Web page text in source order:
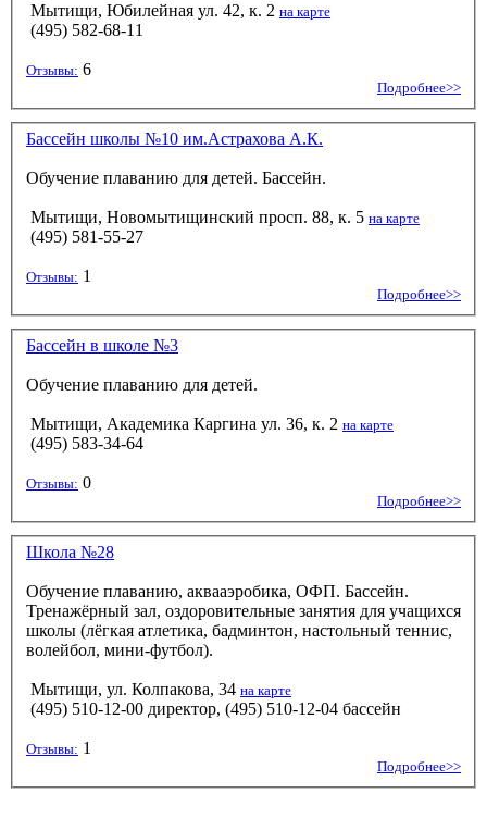
Мытищи, Юбилейная ул. 42, к. 2 на карте
(495) 582-68-11
Отзывы: 6
Подробнее>>
Бассейн школы №10 им.Астрахова А.К.
Обучение плаванию для детей. Бассейн.
Мытищи, Новомытищинский просп. 88, к. 5 на карте
(495) 581-55-27
Отзывы: 1
Подробнее>>
Бассейн в школе №3
Обучение плаванию для детей.
Мытищи, Академика Каргина ул. 36, к. 2 на карте
(495) 583-34-64
Отзывы: 0
Подробнее>>
Школа №28
Обучение плаванию, аквааэробика, ОФП. Бассейн.
Тренажёрный зал, оздоровительные занятия для учащихся
школы (лёгкая атлетика, бадминтон, настольный теннис,
волейбол, мини-футбол).
Мытищи, ул. Колпакова, 34 на карте
(495) 510-12-00 директор, (495) 510-12-04 бассейн
Отзывы: 1
Подробнее>>